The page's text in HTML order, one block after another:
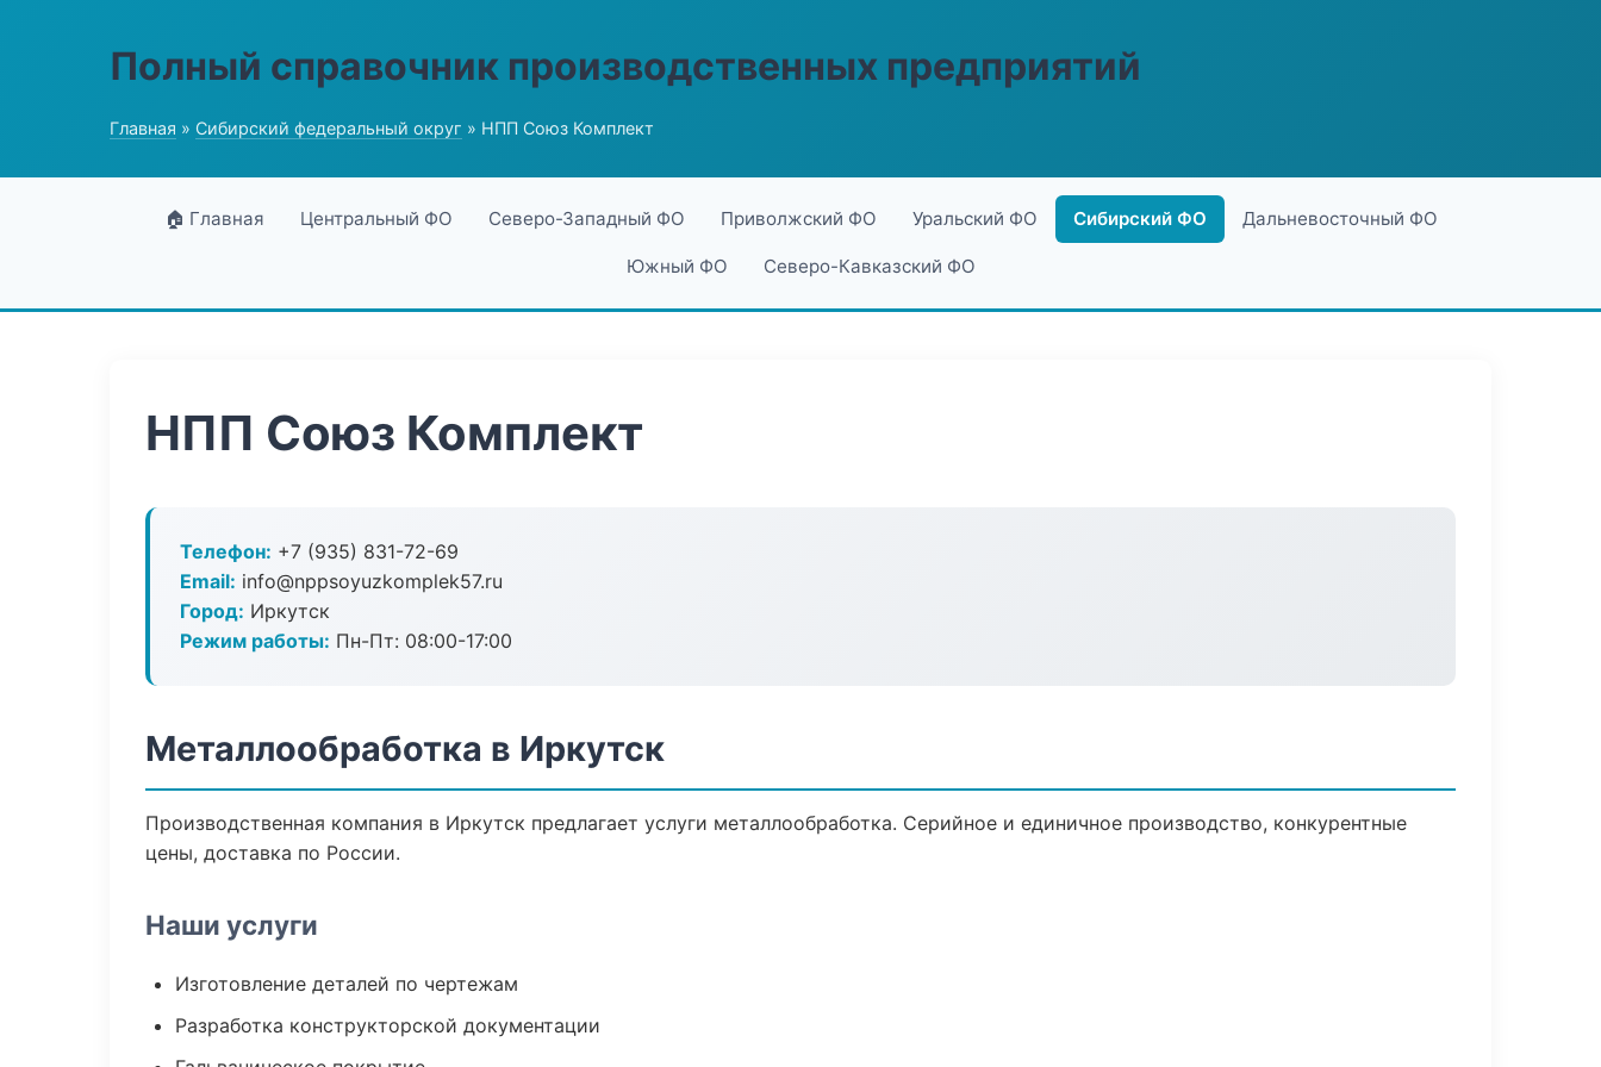
Полный справочник производственных предприятий
Главная » Сибирский федеральный округ » НПП Союз Комплект
🏠 Главная Центральный ФО Северо-Западный ФО Приволжский ФО Уральский ФО Сибирский ФО Дальневосточный ФО
Южный ФО Северо-Кавказский ФО
НПП Союз Комплект
Телефон: +7 (935) 831-72-69
Email: info@nppsoyuzkomplek57.ru
Город: Иркутск
Режим работы: Пн-Пт: 08:00-17:00
Металлообработка в Иркутск
Производственная компания в Иркутск предлагает услуги металлообработка. Серийное и единичное производство, конкурентные
цены, доставка по России.
Наши услуги
Изготовление деталей по чертежам
Разработка конструкторской документации